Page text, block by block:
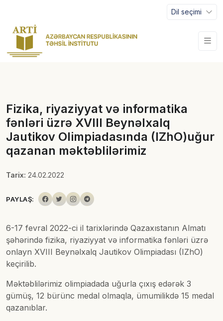
Dil seçimi
Fizika, riyaziyyat və informatika
fənləri üzrə XVIII Beynəlxalq
Jautikov Olimpiadasında (IZhO)uğur
qazanan məktəblilərimiz
Tarix: 24.02.2022
PAYLAŞ:
6-17 fevral 2022-ci il tarixlərində Qazaxıstanın Almatı
şəhərində fizika, riyaziyyat və informatika fənləri üzrə
onlayn XVIII Beynəlxalq Jautikov Olimpiadası (IZhO)
keçirilib.
Məktəblilərimiz olimpiadada uğurla çıxış edərək 3
gümüş, 12 bürünc medal olmaqla, ümumilikdə 15 medal
qazanıblar.